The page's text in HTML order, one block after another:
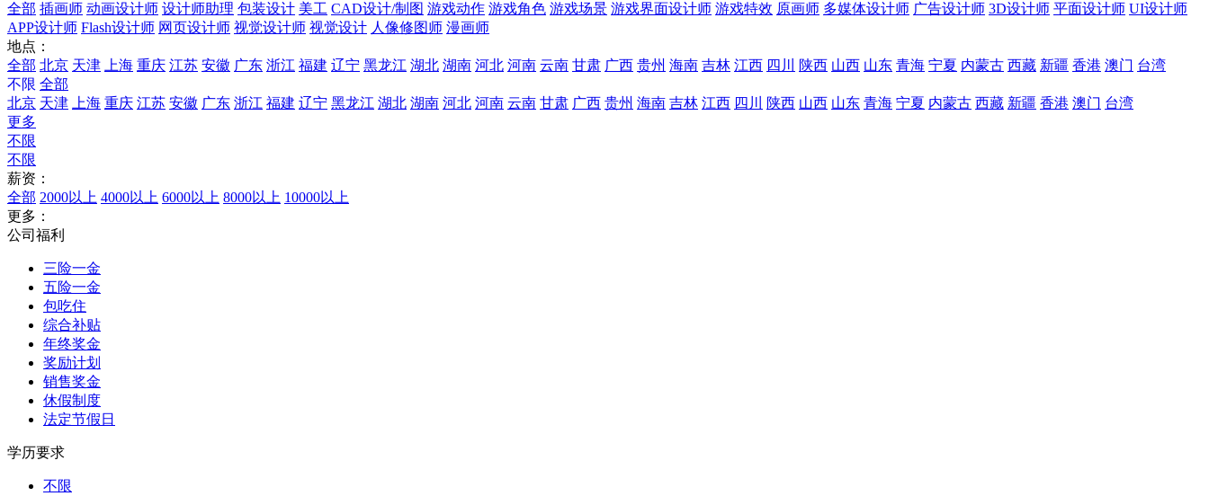
全部 插画师 动画设计师 设计师助理 包装设计 美工 CAD设计/制图 游戏动作 游戏角色 游戏场景 游戏界面设计师 游戏特效 原画师 多媒体设计师 广告设计师 3D设计师 平面设计师 UI设计师
APP设计师 Flash设计师 网页设计师 视觉设计师 视觉设计 人像修图师 漫画师
地点：
全部 北京 天津 上海 重庆 江苏 安徽 广东 浙江 福建 辽宁 黑龙江 湖北 湖南 河北 河南 云南 甘肃 广西 贵州 海南 吉林 江西 四川 陕西 山西 山东 青海 宁夏 内蒙古 西藏 新疆 香港 澳门 台湾
不限 全部
北京 天津 上海 重庆 江苏 安徽 广东 浙江 福建 辽宁 黑龙江 湖北 湖南 河北 河南 云南 甘肃 广西 贵州 海南 吉林 江西 四川 陕西 山西 山东 青海 宁夏 内蒙古 西藏 新疆 香港 澳门 台湾
更多
不限
不限
薪资：
全部 2000以上 4000以上 6000以上 8000以上 10000以上
更多：
公司福利
三险一金
五险一金
包吃住
综合补贴
年终奖金
奖励计划
销售奖金
休假制度
法定节假日
学历要求
不限